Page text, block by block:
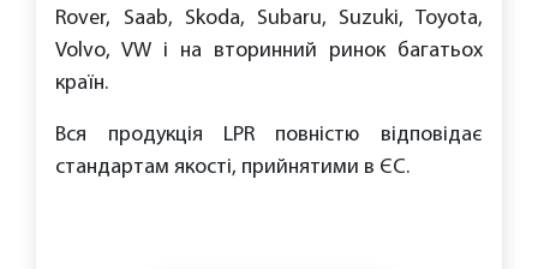
Rover, Saab, Skoda, Subaru, Suzuki, Toyota,
Volvo, VW і на вторинний ринок багатьох
країн.
Вся продукція LPR повністю відповідає
стандартам якості, прийнятими в ЄС.